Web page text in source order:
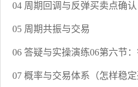
04 周期回调与反弹买卖点确认
05 周期共振与交易
06 答疑与实操演练06第六节
07 概率与交易体系（怎样稳定